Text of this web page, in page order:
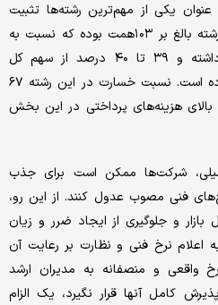
یکی از مهم‌ترین رشته‌ها تثبیت
می‌کند. خسارت پرداختی در این رشته بالغ بر ۱۰۳همت بوده که نسبت به
سال ۱۴۰۲، افزایش ۶۵درصدی داشته و ۳۹ تا ۴۰ درصد از سهم کل
خسارت‌ها را به خود اختصاص داده است. نسبت خسارت در این رشته ۶۷
هزینه‌های پرداختی در این بخش
شرکت‌ها ممکن است برای جذب
فنی مصوب عدول کنند. از این رو،
و جلوگیری از ایجاد ضرر و زیان
اعلام نرخ فنی و نظارت بر رعایت آن
واقعی و منصفانه به مدیران ارشد
کامل آنها قرار نگیرد، یک الزام